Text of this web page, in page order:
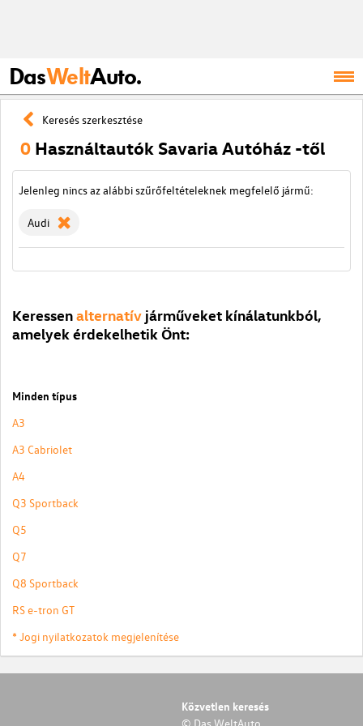
DasWeltAuto.
Keresés szerkesztése
0 Használtautók Savaria Autóház -től
Jelenleg nincs az alábbi szűrőfeltételeknek megfelelő jármű:
Audi
Keressenalternatív járműveket kínálatunkból,
amelyek érdekelhetik Önt:
Minden típus
A3
A3 Cabriolet
A4
Q3 Sportback
Q5
Q7
Q8 Sportback
RS e-tron GT
* Jogi nyilatkozatok megjelenítése
Közvetlen keresés
© Das WeltAuto